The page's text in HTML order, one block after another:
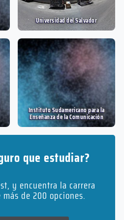
Universidad del Salvador
Instituto Sudamericano para la
Enseñanza de la Comunicación
que estudiar?
y encuentra la carrera
de 200 opciones.